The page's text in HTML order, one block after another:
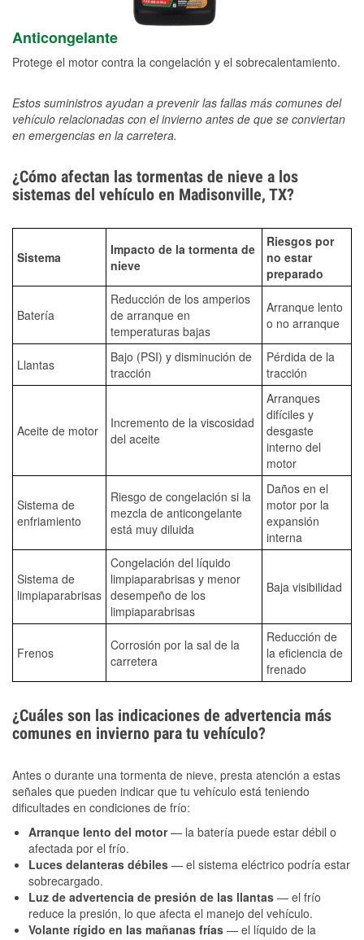
Anticongelante
Protege el motor contra la congelación y el sobrecalentamiento.
Estos suministros ayudan a prevenir las fallas más comunes del
vehículo relacionadas con el invierno antes de que se conviertan
en emergencias en la carretera.
¿Cómo afectan las tormentas de nieve a los
sistemas del vehículo en Madisonville, TX?
Sistema
Impacto de la tormenta de
nieve
Riesgos por
no estar
preparado
Batería
Reducción de los amperios
de arranque en
temperaturas bajas
Arranque lento
o no arranque
Llantas
Bajo (PSI) y disminución de
tracción
Pérdida de la
tracción
Aceite de motor
Incremento de la viscosidad
del aceite
Arranques
difíciles y
desgaste
interno del
motor
Sistema de
enfriamiento
Riesgo de congelación si la
mezcla de anticongelante
está muy diluida
Daños en el
motor por la
expansión
interna
Sistema de
limpiaparabrisas
Congelación del líquido
limpiaparabrisas y menor
desempeño de los
limpiaparabrisas
Baja visibilidad
Frenos
Corrosión por la sal de la
carretera
Reducción de
la eficiencia de
frenado
¿Cuáles son las indicaciones de advertencia más
comunes en invierno para tu vehículo?
Antes o durante una tormenta de nieve, presta atención a estas
señales que pueden indicar que tu vehículo está teniendo
dificultades en condiciones de frío:
Arranque lento del motor— la batería puede estar débil o
afectada por el frío.
Luces delanteras débiles — el sistema eléctrico podría estar
sobrecargado.
Luz de advertencia de presión de las llantas — el frío
reduce la presión, lo que afecta el manejo del vehículo.
Volante rígido en las mañanas frías — el líquido de la